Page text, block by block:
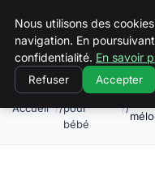
Accueil
Cadeau
pour
bébé
Nous utilisons des
navigation. En
confidentialité. En savoir
Refuser Accepter